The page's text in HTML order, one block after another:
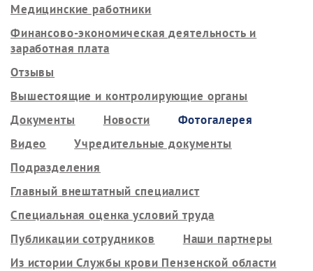
Медицинские работники
Финансово-экономическая деятельность и
заработная плата
Отзывы
Вышестоящие и контролирующие органы
Документы
Новости
Фотогалерея
Видео
Учредительные документы
Подразделения
Главный внештатный специалист
Специальная оценка условий труда
Публикации сотрудников
Наши партнеры
Из истории Службы крови Пензенской области